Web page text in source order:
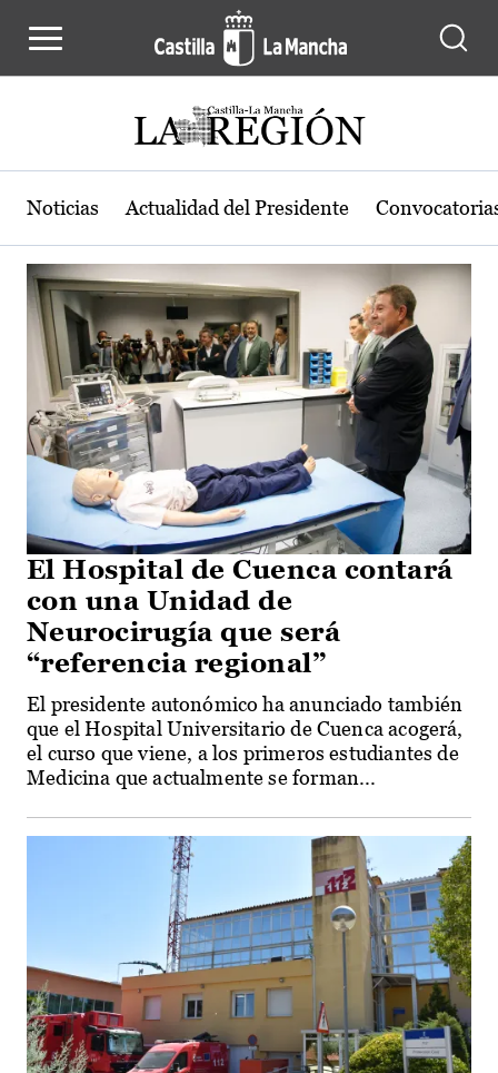
Actualidad de la región de Castilla-
Noticias Actualidad del Presidente
El Hospital de Cuenca contará
con una Unidad de
Neurocirugía que será
“referencia regional”
El presidente autonómico ha anunciado también
que el Hospital Universitario de Cuenca acogerá,
el curso que viene, a los primeros estudiantes de
Medicina que actualmente se forman...